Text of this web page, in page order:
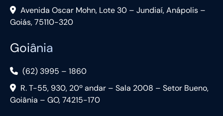
Avenida Oscar Mohn, Lote 30 – Jundiaí, Anápolis –
Goiás, 75110-320
Goiânia
(62) 3995 – 1860
R. T-55, 930, 20º andar – Sala 2008 – Setor Bueno,
Goiânia – GO, 74215-170